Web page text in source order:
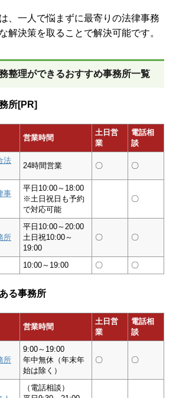
、一人で悩まずに最寄りの法律事務
解決策を取ることで解決可能です。
整理ができるおすすめ事務所一覧
所[PR]
営業時間
土日営
業
電話相
談
法
24時間営業 〇 〇
事
平日10:00～18:00
※土日祝日も予約
で対応可能
〇
所
平日10:00～20:00
土日祝10:00～
19:00
〇 〇
10:00～19:00 〇 〇
る事務所
営業時間
土日営
業
電話相
談
所
9:00～19:00
年中無休（年末年
始は除く）
〇 〇
（電話相談）